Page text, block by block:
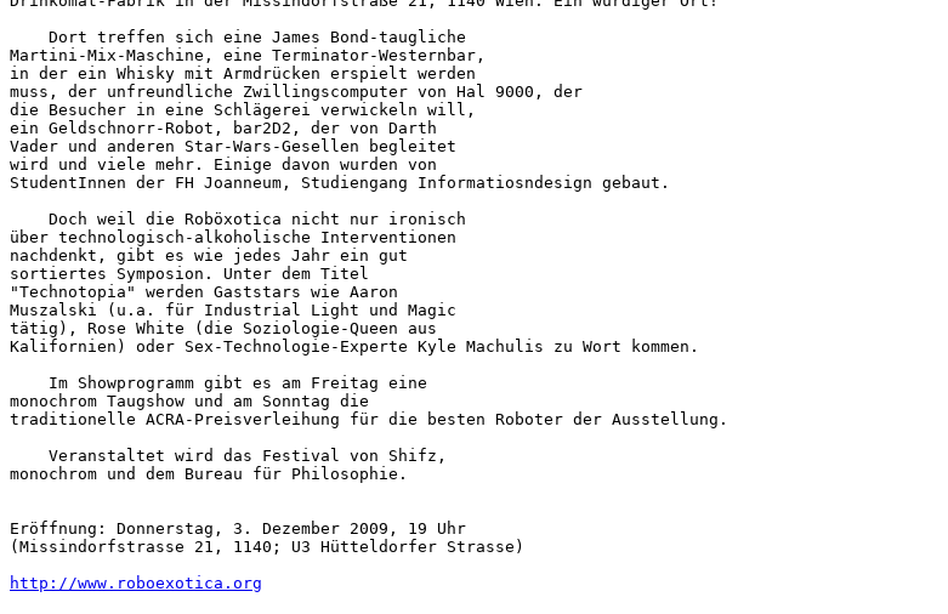
Martini-Mix-Maschine, eine Terminator-Westernbar,
in der ein Whisky mit Armdrücken erspielt werden
muss, der unfreundliche Zwillingscomputer von Hal 9000, der
die Besucher in eine Schlägerei verwickeln will,
ein Geldschnorr-Robot, bar2D2, der von Darth
Vader und anderen Star-Wars-Gesellen begleitet
wird und viele mehr. Einige davon wurden von
StudentInnen der FH Joanneum, Studiengang Informatiosndesign gebaut.
über technologisch-alkoholische Interventionen
nachdenkt, gibt es wie jedes Jahr ein gut
sortiertes Symposion. Unter dem Titel
"Technotopia" werden Gaststars wie Aaron
Muszalski (u.a. für Industrial Light und Magic
tätig), Rose White (die Soziologie-Queen aus
Kalifornien) oder Sex-Technologie-Experte Kyle Machulis zu Wort kommen.
monochrom Taugshow und am Sonntag die
traditionelle ACRA-Preisverleihung für die besten Roboter der Ausstellung.
monochrom und dem Bureau für Philosophie.
Eröffnung: Donnerstag, 3. Dezember 2009, 19 Uhr
(Missindorfstrasse 21, 1140; U3 Hütteldorfer Strasse)
http://www.roboexotica.org